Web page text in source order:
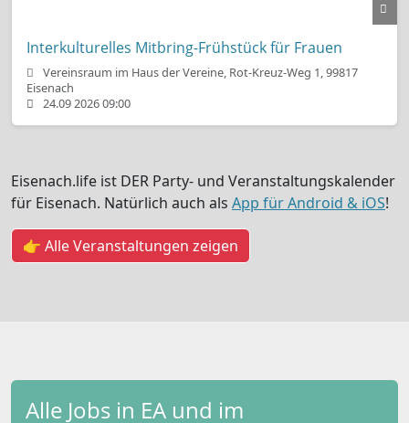
Interkulturelles Mitbring-Frühstück für Frauen
Vereinsraum im Haus der Vereine, Rot-Kreuz-Weg 1, 99817
Eisenach
24.09 2026 09:00
Eisenach.life ist DER Party- und Veranstaltungskalender
für Eisenach. Natürlich auch als App für Android & iOS!
👉 Alle Veranstaltungen zeigen
Alle Jobs in EA und im